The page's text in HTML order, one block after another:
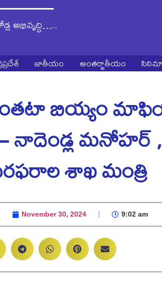
అభివృద్ధి…..
జాతీయం అంతర్జాతీయం సినిమా
బియ్యం
నాదెండ్ల మనోహర్ ,
శాఖ మంత్రి
November 30, 2024 9:02 am